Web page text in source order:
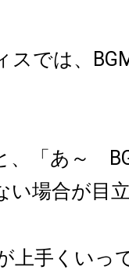
スでは、
、「あ～
い場合が目
上手くいっ